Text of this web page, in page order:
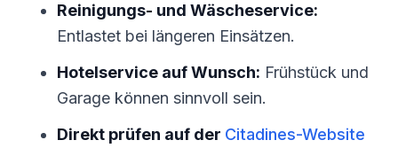
Reinigungs- und Wäscheservice:
Entlastet bei längeren Einsätzen.
Hotelservice auf Wunsch: Frühstück und
Garage können sinnvoll sein.
Direkt prüfen auf der Citadines-Website